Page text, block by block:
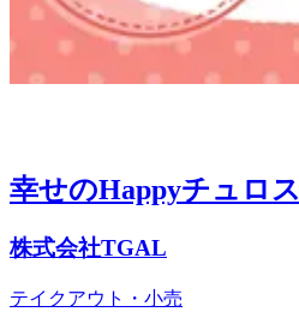
幸せのHappyチュロス
株式会社TGAL
テイクアウト・小売